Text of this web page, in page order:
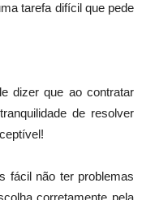
tarefa difícil que pede
dizer que ao contratar
de resolver
fácil não ter problemas
corretamente pela